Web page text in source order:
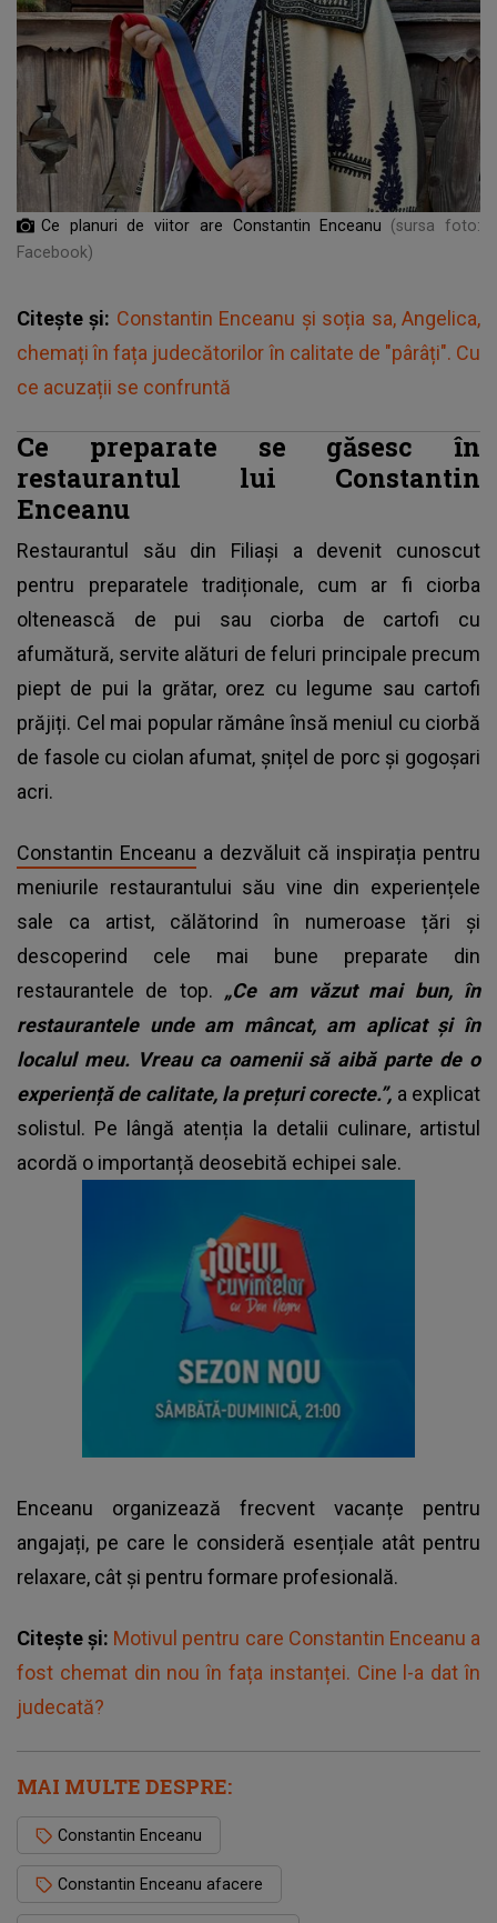
Ce planuri de viitor are Constantin Enceanu
(sursa foto:
Facebook)
Citește și: Constantin Enceanu și soția sa, Angelica,
chemați în fața judecătorilor în calitate de "pârâți". Cu
ce acuzații se confruntă
Ce preparate se găsesc în
restaurantul lui Constantin
Enceanu
Restaurantul său din Filiași a devenit cunoscut
pentru preparatele tradiționale, cum ar fi ciorba
oltenească de pui sau ciorba de cartofi cu
afumătură, servite alături de feluri principale precum
piept de pui la grătar, orez cu legume sau cartofi
prăjiți. Cel mai popular rămâne însă meniul cu ciorbă
de fasole cu ciolan afumat, șnițel de porc și gogoșari
acri.
Constantin Enceanu a dezvăluit că inspirația pentru
meniurile restaurantului său vine din experiențele
sale ca artist, călătorind în numeroase țări și
descoperind cele mai bune preparate din
restaurantele de top. „Ce am văzut mai bun, în
restaurantele unde am mâncat, am aplicat și în
localul meu. Vreau ca oamenii să aibă parte de o
experiență de calitate, la prețuri corecte.”, a explicat
solistul. Pe lângă atenția la detalii culinare, artistul
acordă o importanță deosebită echipei sale.
Enceanu organizează frecvent vacanțe pentru
angajați, pe care le consideră esențiale atât pentru
relaxare, cât și pentru formare profesională.
Citește și: Motivul pentru care Constantin Enceanu a
fost chemat din nou în fața instanței. Cine l-a dat în
judecată?
MAI MULTE DESPRE:
Constantin Enceanu
Constantin Enceanu afacere